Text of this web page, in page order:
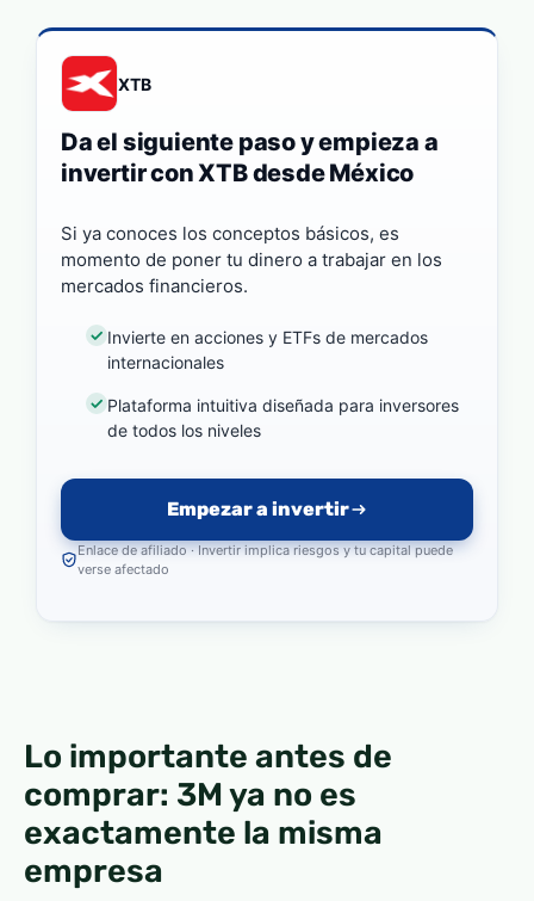
XTB
Da el siguiente paso y empieza a
invertir con XTB desde México
Si ya conoces los conceptos básicos, es
momento de poner tu dinero a trabajar en los
mercados financieros.
Invierte en acciones y ETFs de mercados
internacionales
Plataforma intuitiva diseñada para inversores
de todos los niveles
Empezar a invertir
Enlace de afiliado · Invertir implica riesgos y tu capital puede
verse afectado
Lo importante antes de
comprar: 3M ya no es
exactamente la misma
empresa